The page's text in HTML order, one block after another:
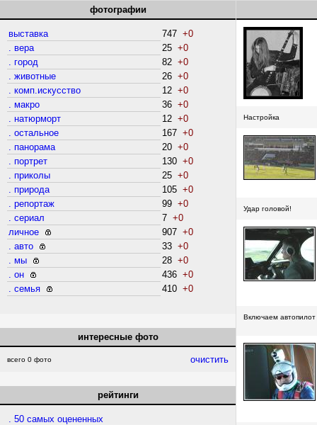
фотографии
выставка 747 +0
. вера
25 +0
. город
82 +0
. животные
26 +0
. комп.искусство
12 +0
. макро
36 +0
. натюрморт
12 +0
. остальное
167 +0
. панорама
20 +0
. портрет
130 +0
. приколы
25 +0
. природа
105 +0
. репортаж
99 +0
. сериал
7 +0
личное
907 +0
. авто
33 +0
. мы
28 +0
. он
436 +0
. семья
410 +0
интересные фото
всего 0 фото очистить
рейтинги
. 50 самых оцененных
Настройка
Удар головой!
Включаем автопилот